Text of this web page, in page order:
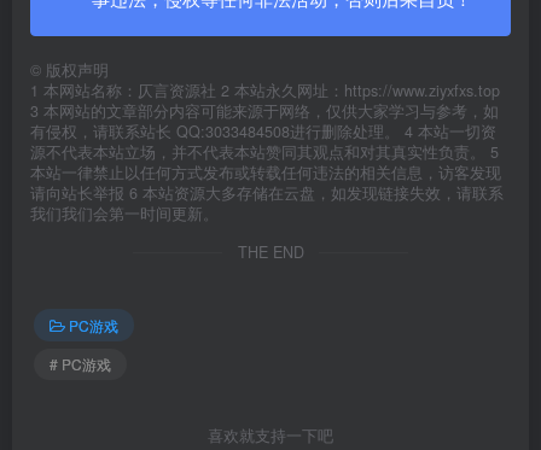
© 版权声明
1 本网站名称：仄言资源社 2 本站永久网址：https://www.ziyxfxs.top
3 本网站的文章部分内容可能来源于网络，仅供大家学习与参考，如
有侵权，请联系站长 QQ:3033484508进行删除处理。 4 本站一切资
源不代表本站立场，并不代表本站赞同其观点和对其真实性负责。 5
本站一律禁止以任何方式发布或转载任何违法的相关信息，访客发现
请向站长举报 6 本站资源大多存储在云盘，如发现链接失效，请联系
我们我们会第一时间更新。
THE END
PC游戏
# PC游戏
喜欢就支持一下吧